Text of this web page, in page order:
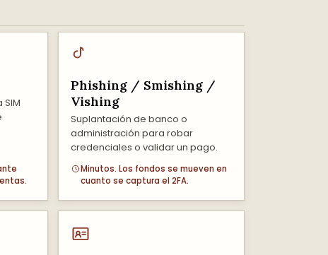
Phishing / Smishing /
Vishing
Suplantación de banco o
administración para robar
credenciales o validar un pago.
Minutos. Los fondos se mueven en
cuanto se captura el 2FA.